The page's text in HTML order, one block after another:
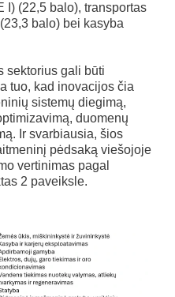
I) (22,5 balo), transportas
balo) bei kasyba
sektorius gali būti
tuo, kad inovacijos čia
sistemų diegimą,
duomenų
Ir svarbiausia, šios
pėdsaką viešojoje
vertinimas pagal
2 paveiksle.